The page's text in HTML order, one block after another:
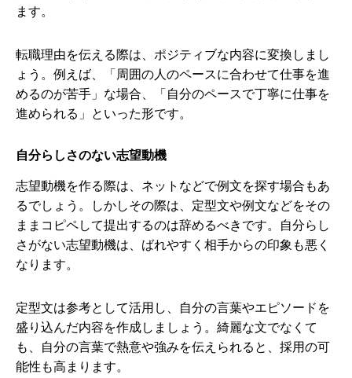
ます。
転職理由を伝える際は、ポジティブな内容に変換しまし
ょう。例えば、「周囲の人のペースに合わせて仕事を進
めるのが苦手」な場合、「自分のペースで丁寧に仕事を
進められる」といった形です。
自分らしさのない志望動機
志望動機を作る際は、ネットなどで例文を探す場合もあ
るでしょう。しかしその際は、定型文や例文などをその
ままコピペして提出するのは辞めるべきです。自分らし
さがない志望動機は、ばれやすく相手からの印象も悪く
なります。
定型文は参考として活用し、自分の言葉やエピソードを
盛り込んだ内容を作成しましょう。綺麗な文でなくて
も、自分の言葉で熱意や強みを伝えられると、採用の可
能性も高まります。